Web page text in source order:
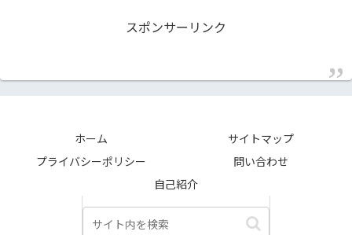
スポンサーリンク
ホーム
サイトマップ
プライバシーポリシー
問い合わせ
自己紹介